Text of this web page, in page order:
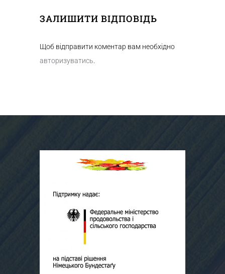
ЗАЛИШИТИ ВІДПОВІДЬ
Щоб відправити коментар вам необхідно
авторизуватись